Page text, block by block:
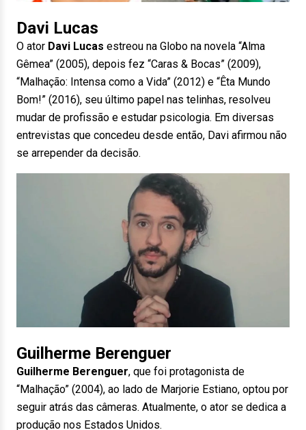
Davi Lucas
O ator Davi Lucas estreou na Globo na novela “Alma
Gêmea” (2005), depois fez “Caras & Bocas” (2009),
“Malhação: Intensa como a Vida” (2012) e “Êta Mundo
Bom!” (2016), seu último papel nas telinhas, resolveu
mudar de profissão e estudar psicologia. Em diversas
entrevistas que concedeu desde então, Davi afirmou não
se arrepender da decisão.
Guilherme Berenguer
Guilherme Berenguer, que foi protagonista de
“Malhação” (2004), ao lado de Marjorie Estiano, optou por
seguir atrás das câmeras. Atualmente, o ator se dedica a
produção nos Estados Unidos.